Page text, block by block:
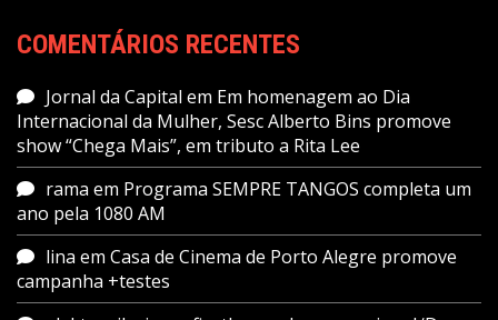
COMENTÁRIOS RECENTES
Jornal da Capital em Em homenagem ao Dia
Internacional da Mulher, Sesc Alberto Bins promove
show “Chega Mais”, em tributo a Rita Lee
rama em Programa SEMPRE TANGOS completa um
ano pela 1080 AM
lina em Casa de Cinema de Porto Alegre promove
campanha +testes